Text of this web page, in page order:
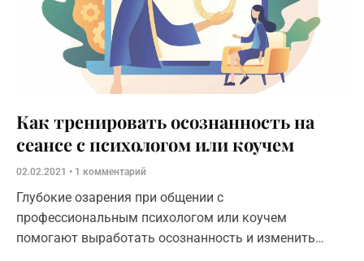
Как тренировать осознанность на
сеансе с психологом или коучем
02.02.2021 1 комментарий
Глубокие озарения при общении с
профессиональным психологом или коучем
помогают выработать осознанность и изменить